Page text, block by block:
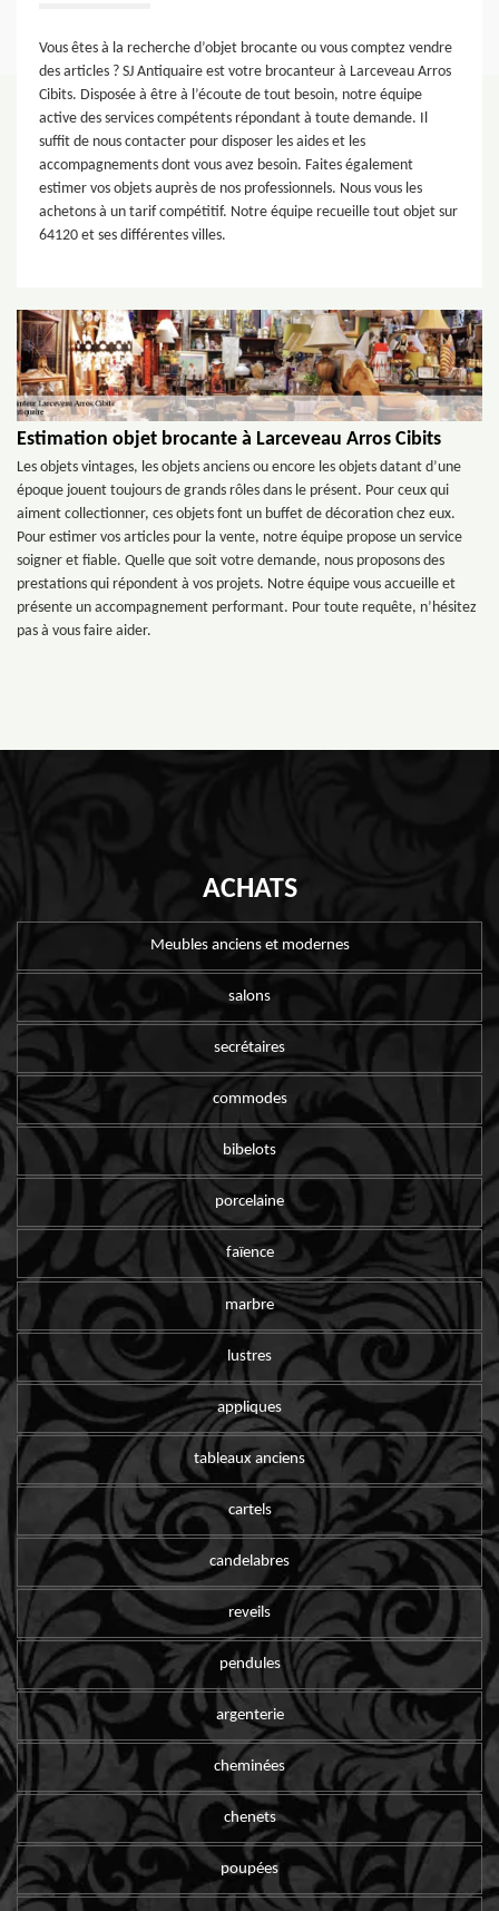
Vous êtes à la recherche d’objet brocante ou vous comptez vendre
des articles ? SJ Antiquaire est votre brocanteur à Larceveau Arros
Cibits. Disposée à être à l’écoute de tout besoin, notre équipe
active des services compétents répondant à toute demande. Il
suffit de nous contacter pour disposer les aides et les
accompagnements dont vous avez besoin. Faites également
estimer vos objets auprès de nos professionnels. Nous vous les
achetons à un tarif compétitif. Notre équipe recueille tout objet sur
64120 et ses différentes villes.
Estimation objet brocante à Larceveau Arros Cibits
Les objets vintages, les objets anciens ou encore les objets datant d’une
époque jouent toujours de grands rôles dans le présent. Pour ceux qui
aiment collectionner, ces objets font un buffet de décoration chez eux.
Pour estimer vos articles pour la vente, notre équipe propose un service
soigner et fiable. Quelle que soit votre demande, nous proposons des
prestations qui répondent à vos projets. Notre équipe vous accueille et
présente un accompagnement performant. Pour toute requête, n’hésitez
pas à vous faire aider.
ACHATS
Meubles anciens et modernes
salons
secrétaires
commodes
bibelots
porcelaine
faïence
marbre
lustres
appliques
tableaux anciens
cartels
candelabres
reveils
pendules
argenterie
cheminées
chenets
poupées